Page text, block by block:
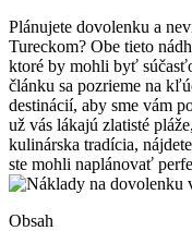
Plánujete dovolenku a
Tureckom? Obe tieto
ktoré by mohli byť
článku sa pozrieme na
destinácií, aby sme vám
už vás lákajú zlatisté
kulinárska tradícia,
ste mohli naplánovať
Obsah